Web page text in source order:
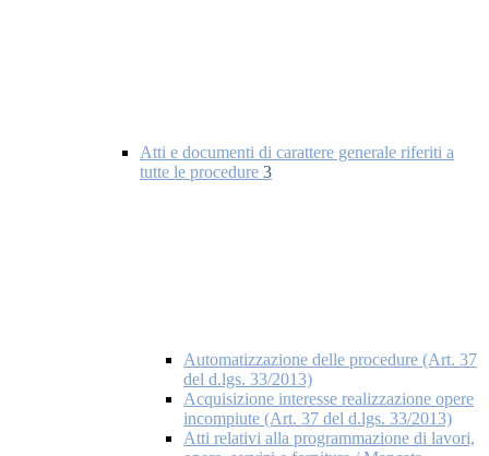
Atti e documenti di carattere generale riferiti a
tutte le procedure 3
Automatizzazione delle procedure (Art. 37
del d.lgs. 33/2013)
Acquisizione interesse realizzazione opere
incompiute (Art. 37 del d.lgs. 33/2013)
Atti relativi alla programmazione di lavori,